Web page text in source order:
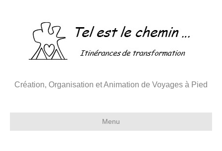
Création, Organisation et Animation de Voyages à Pied
Menu